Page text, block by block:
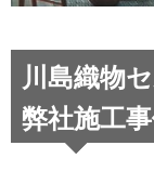
川島織物
弊社施工事